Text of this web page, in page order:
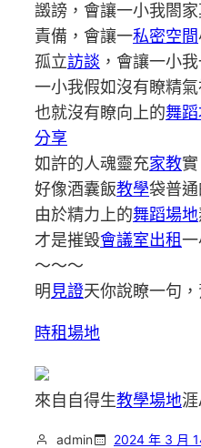
譭謗，會讓一小我閤家
責備，會讓一私密空間
孤立訪談 ，會讓一小
一小我假如沒有瞭精氣
也就沒有瞭向上的舞
分享
如許的人魂靈充家教
好像酒囊飯教學袋普
由於精力上的舞蹈場地
才是摧毀會議室出租一
～～～
明 見證天你說瞭一句，
時租場地
來自自得生教學場地
admin 2024 年 3 月